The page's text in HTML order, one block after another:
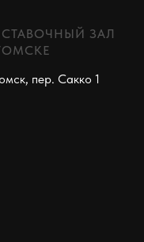
ЗАЛ
пер. Сакко 1